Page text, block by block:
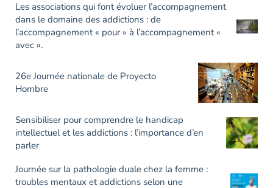
Les associations qui font évoluer l’accompagnement
dans le domaine des addictions : de
l’accompagnement « pour » à l’accompagnement «
avec ».
26e Journée nationale de Proyecto
Hombre
Sensibiliser pour comprendre le handicap
intellectuel et les addictions : l’importance d’en
parler
Journée sur la pathologie duale chez la femme :
troubles mentaux et addictions selon une